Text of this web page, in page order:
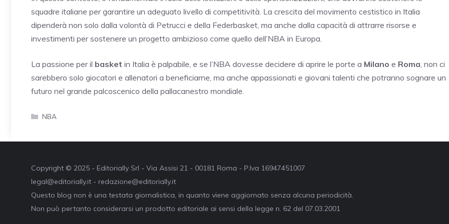
squadre italiane per garantire un adeguato livello di competitività. La crescita del movimento cestistico in Italia
dipenderà non solo dalla volontà di Petrucci e della Federbasket, ma anche dalla capacità di attrarre risorse e
investimenti per sostenere un progetto ambizioso come quello dell’NBA in Europa.
La passione per il basket in Italia è palpabile, e se l’NBA dovesse decidere di aprire le porte a Milano e Roma , non ci
sarebbero solo giocatori e allenatori a beneficiarne, ma anche appassionati e giovani talenti che potranno sognare un
futuro nel grande palcoscenico della pallacanestro mondiale.
Categorie
NBA
Copyright © 2025 - Editorially Srl - Via Assisi 21 - 00181 Roma - P.Iva 16947451007
legal@editorially.it - redazione@editorially.it
Questo blog non è una testata giornalistica, in quanto viene aggiornato senza alcuna periodicità.
Non può pertanto considerarsi un prodotto editoriale ai sensi della legge n. 62 del 07.03.2001